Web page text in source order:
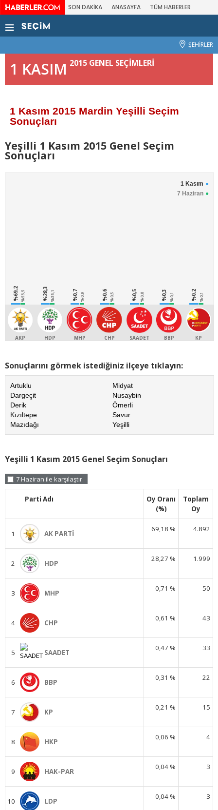
SON DAKİKA ANASAYFA TÜM HABERLER
ŞEHİRLER
1 KASIM 2015 GENEL SEÇİMLERİ
1 Kasım 2015 Mardin Yeşilli Seçim
Sonuçları
Yeşilli 1 Kasım 2015 Genel Seçim
Sonuçları
1 Kasım
7 Haziran
%69,2 %53,5
AKP
%28,3 %35,1
HDP
%0,7 %0,9
MHP
%0,6 %0,5
CHP
%0,5 %0,8
SAADET
%0,3 %0,1
BBP
%0,2 %0,1
KP
Sonuçlarını görmek istediğiniz ilçeye tıklayın:
Artuklu
Dargeçit
Derik
Kızıltepe
Mazıdağı
Midyat
Nusaybin
Ömerli
Savur
Yeşilli
Yeşilli 1 Kasım 2015 Genel Seçim Sonuçları
7 Haziran ile karşılaştır
Parti Adı
Oy Oranı
(%)
Toplam
Oy
1 AK PARTİ
69,18 % 4.892
2 HDP
28,27 % 1.999
3 MHP
0,71 % 50
4 CHP
0,61 % 43
5 SAADET
0,47 % 33
6 BBP
0,31 % 22
7 KP
0,21 % 15
8 HKP
0,06 % 4
9 HAK-PAR
0,04 % 3
10 LDP
0,04 % 3